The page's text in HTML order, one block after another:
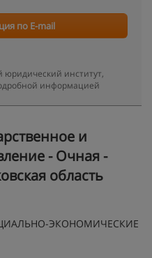
по E-mail
институт,
информацией
и
- Очная -
область
ЭКОНОМИЧЕСКИЕ